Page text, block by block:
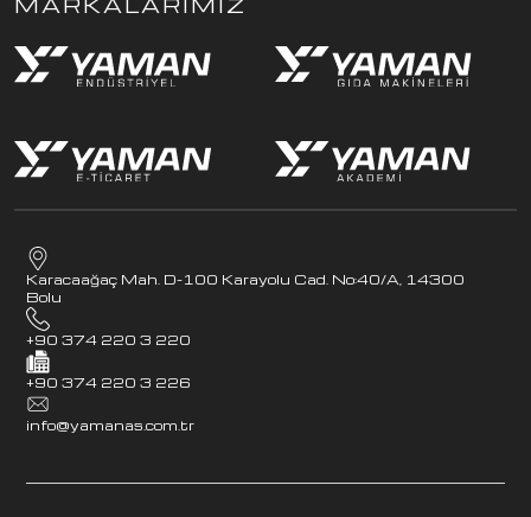
MARKALARIMIZ
Karacaağaç Mah. D-100 Karayolu Cad. No:40/A, 14300
Bolu
+90 374 220 3 220
+90 374 220 3 226
info@yamanas.com.tr